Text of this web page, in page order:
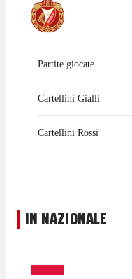
Partite giocate
Cartellini Gialli
Cartellini Rossi
IN NAZIONALE